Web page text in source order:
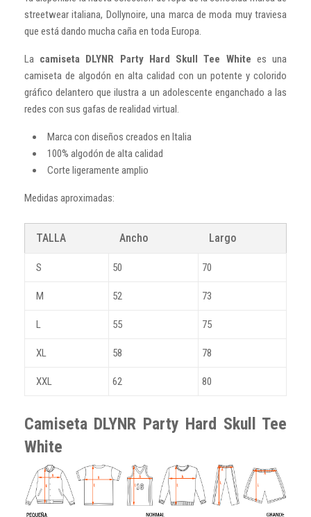
streetwear italiana, Dollynoire, una marca de moda muy traviesa
que está dando mucha caña en toda Europa.
La camiseta DLYNR Party Hard Skull Tee White es una
camiseta de algodón en alta calidad con un potente y colorido
gráfico delantero que ilustra a un adolescente enganchado a las
redes con sus gafas de realidad virtual.
Marca con diseños creados en Italia
100% algodón de alta calidad
Corte ligeramente amplio
Medidas aproximadas:
TALLA Ancho Largo
S 50 70
M 52 73
L 55 75
XL 58 78
XXL 62 80
Camiseta DLYNR Party Hard Skull Tee
White